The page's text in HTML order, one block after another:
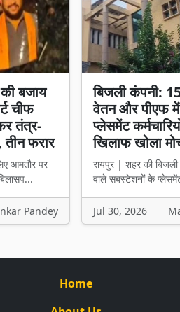
बजाय
चीफ
तंत्र-
फरार
आमतौर पर
Pandey
बिजली कंपनी:
वेतन और पीएफ
प्लेसमेंट
खिलाफ खोला
रायपुर | शहर की
वाले सबस्टेशनों के
Jul 30, 2026
Home